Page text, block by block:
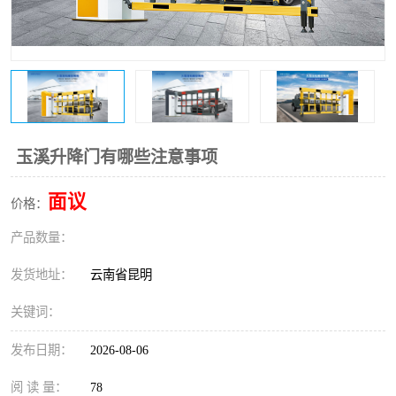
玉溪升降门有哪些注意事项
价格： 面议
产品数量：
发货地址： 云南省昆明
关键词：
发布日期： 2026-08-06
阅 读 量： 78